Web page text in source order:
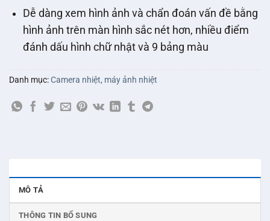
Dễ dàng xem hình ảnh và chẩn đoán vấn đề bằng
hình ảnh trên màn hình sắc nét hơn, nhiều điểm
đánh dấu hình chữ nhật và 9 bảng màu
Danh mục:Camera nhiệt, máy ảnh nhiệt
MÔ TẢ
THÔNG TIN BỔ SUNG